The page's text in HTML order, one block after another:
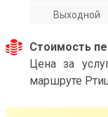
Выходной
Стоимость
Цена за
маршруте